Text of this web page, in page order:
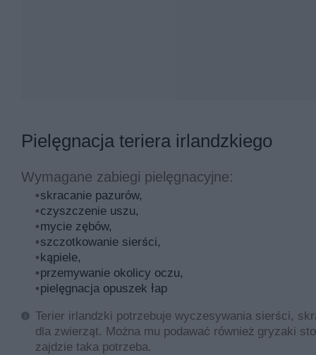
Pielęgnacja teriera irlandzkiego
Wymagane zabiegi pielęgnacyjne:
skracanie pazurów,
czyszczenie uszu,
mycie zębów,
szczotkowanie sierści,
kąpiele,
przemywanie okolicy oczu,
pielęgnacja opuszek łap
Terier irlandzki potrzebuje wyczesywania sierści,
dla zwierząt. Można mu podawać również gryzaki
zajdzie taka potrzeba.